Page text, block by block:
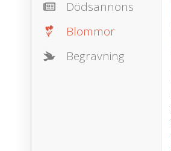
Dödsannons
Blommor
Begravning